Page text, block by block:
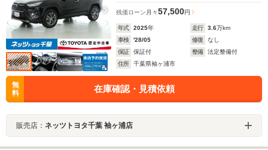
残価ローン 月々57,500円
年式 2025年 走行 3.6万km
車検
'28/05 修復
なし
保証
保証付 整備
法定整備付
住所
千葉県袖ヶ浦市
無
料
在庫確認・見積依頼
販売店： ネッツトヨタ千葉 袖ヶ浦店